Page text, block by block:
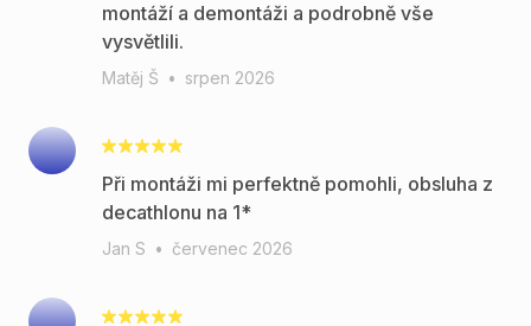
montáží a demontáži a podrobně vše
vysvětlili.
Matěj Š • srpen 2026
Při montáži mi perfektně pomohli, obsluha z
decathlonu na 1*
Jan S • červenec 2026